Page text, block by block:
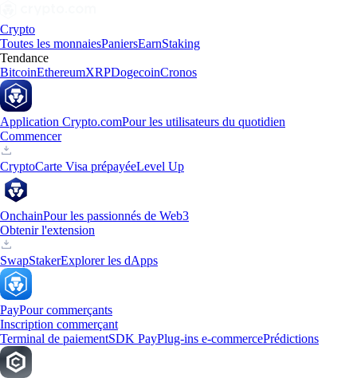
Crypto
Toutes les monnaiesPaniersEarnStaking
Tendance
BitcoinEthereumXRPDogecoinCronos
Application Crypto.comPour les utilisateurs du quotidien
Commencer
CryptoCarte Visa prépayéeLevel Up
OnchainPour les passionnés de Web3
Obtenir l'extension
SwapStakerExplorer les dApps
PayPour commerçants
Inscription commerçant
Terminal de paiementSDK PayPlug-ins e-commercePrédictions